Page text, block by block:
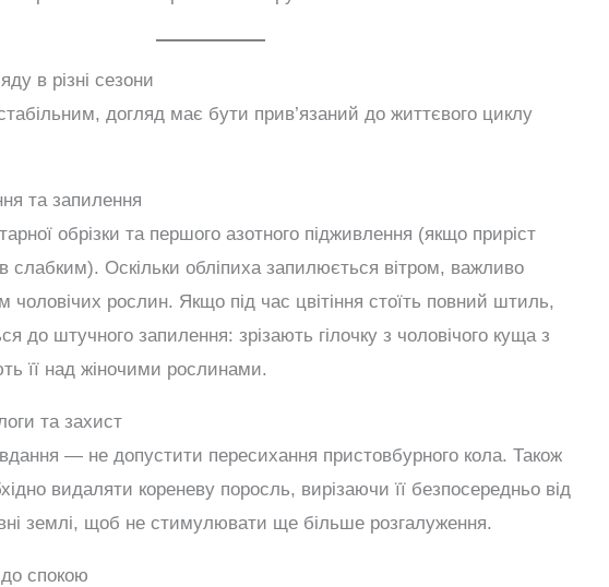
в різні сезони
догляд має бути прив’язаний до життєвого циклу
та запилення
обрізки та першого азотного підживлення (якщо приріст
слабким). Оскільки обліпиха запилюється вітром, важливо
чоловічих рослин. Якщо під час цвітіння стоїть повний штиль,
до штучного запилення: зрізають гілочку з чоловічого куща з
її над жіночими рослинами.
та захист
— не допустити пересихання пристовбурного кола. Також
видаляти кореневу поросль, вирізаючи її безпосередньо від
землі, щоб не стимулювати ще більше розгалуження.
до спокою